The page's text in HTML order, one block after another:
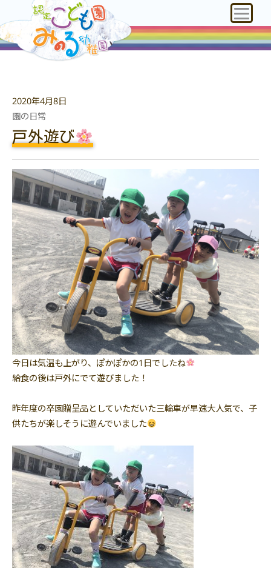
2020年4月8日
園の日常
戸外遊び
今日は気温も上がり、ぽかぽかの1日でしたね
給食の後は戸外にでて遊びました！
昨年度の卒園贈呈品としていただいた三輪車が早速大人気で、子
供たちが楽しそうに遊んでいました